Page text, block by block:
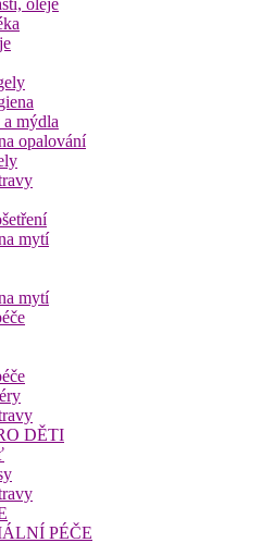
oleje
mýdla
opalování
mytí
mytí
DĚTI
PÉČE